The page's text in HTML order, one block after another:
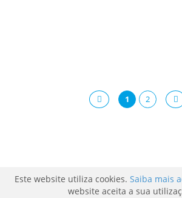
1 2
Este website utiliza cookies. Saiba mais
website aceita a sua